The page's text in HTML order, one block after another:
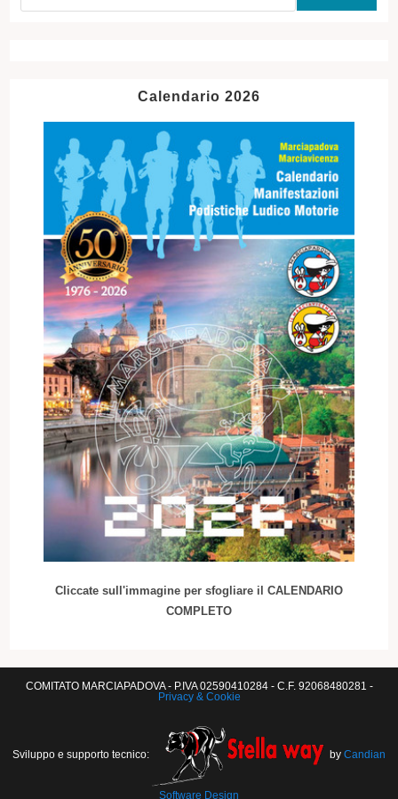
Calendario 2026
Cliccate sull'immagine per sfogliare il CALENDARIO
COMPLETO
COMITATO MARCIAPADOVA - P.IVA 02590410284 - C.F. 92068480281 -
Privacy & Cookie
Sviluppo e supporto tecnico: by Candian
Software Design